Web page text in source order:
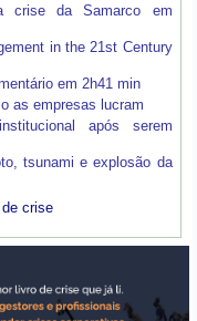
crise da Samarco em
in the 21st Century
em 2h41 min
as empresas lucram
após serem
tsunami e explosão da
crise